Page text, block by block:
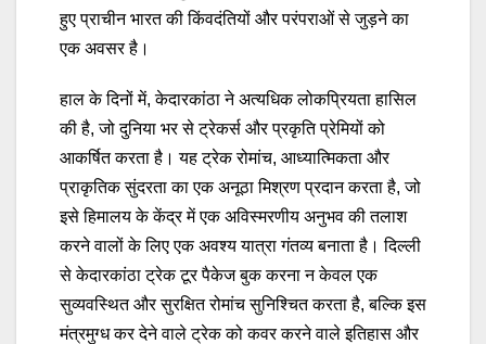
हुए प्राचीन भारत की किंवदंतियों और परंपराओं से जुड़ने का
एक अवसर है।
हाल के दिनों में, केदारकांठा ने अत्यधिक लोकप्रियता हासिल
की है, जो दुनिया भर से ट्रेकर्स और प्रकृति प्रेमियों को
आकर्षित करता है। यह ट्रेक रोमांच, आध्यात्मिकता और
प्राकृतिक सुंदरता का एक अनूठा मिश्रण प्रदान करता है, जो
इसे हिमालय के केंद्र में एक अविस्मरणीय अनुभव की तलाश
करने वालों के लिए एक अवश्य यात्रा गंतव्य बनाता है। दिल्ली
से केदारकांठा ट्रेक टूर पैकेज बुक करना न केवल एक
सुव्यवस्थित और सुरक्षित रोमांच सुनिश्चित करता है, बल्कि इस
मंत्रमुग्ध कर देने वाले ट्रेक को कवर करने वाले इतिहास और